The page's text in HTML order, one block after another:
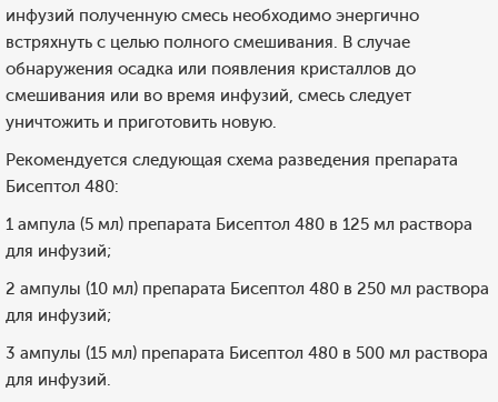
инфузий полученную смесь необходимо энергично
встряхнуть с целью полного смешивания. В случае
обнаружения осадка или появления кристаллов до
смешивания или во время инфузий, смесь следует
уничтожить и приготовить новую.
Рекомендуется следующая схема разведения препарата
Бисептол 480:
1 ампула (5 мл) препарата Бисептол 480 в 125 мл раствора
для инфузий;
2 ампулы (10 мл) препарата Бисептол 480 в 250 мл раствора
для инфузий;
3 ампулы (15 мл) препарата Бисептол 480 в 500 мл раствора
для инфузий.